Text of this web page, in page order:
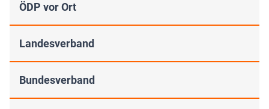
ÖDP vor Ort
Landesverband
Bundesverband